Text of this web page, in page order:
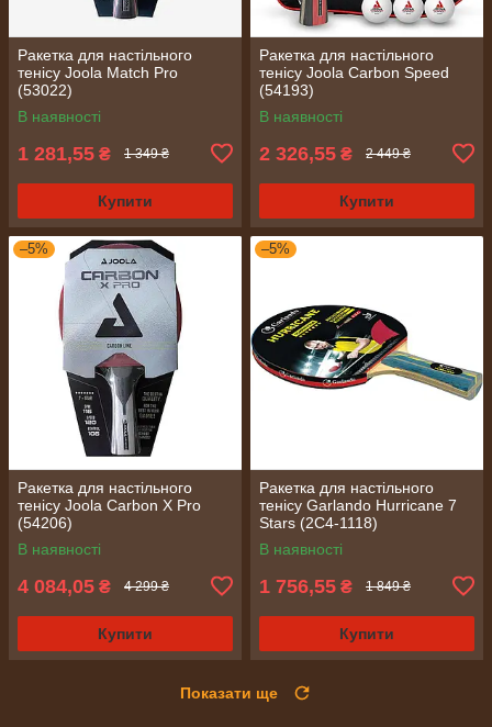
Ракетка для настільного
тенісу Joola Match Pro
(53022)
В наявності
1 281,55 ₴ 1 349 ₴
Купити
Ракетка для настільного
тенісу Joola Carbon Speed
(54193)
В наявності
2 326,55 ₴ 2 449 ₴
Купити
–5%
Ракетка для настільного
тенісу Joola Carbon X Pro
(54206)
В наявності
4 084,05 ₴ 4 299 ₴
Купити
–5%
Ракетка для настільного
тенісу Garlando Hurricane 7
Stars (2C4-1118)
В наявності
1 756,55 ₴ 1 849 ₴
Купити
Показати ще